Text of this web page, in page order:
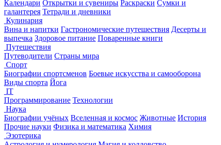
Календари Открытки и сувениры Раскраски Сумки и
галантерея Тетради и дневники
Кулинария
Вина и напитки Гастрономические путешествия Десерты и
выпечка Здоровое питание Поваренные книги
Путешествия
Путеводители Страны мира
Спорт
Биографии спортсменов Боевые искусства и самооборона
Виды спорта Йога
IT
Программирование Технологии
Наука
Биографии учёных Вселенная и космос Животные История
Прочие науки Физика и математика Химия
Эзотерика